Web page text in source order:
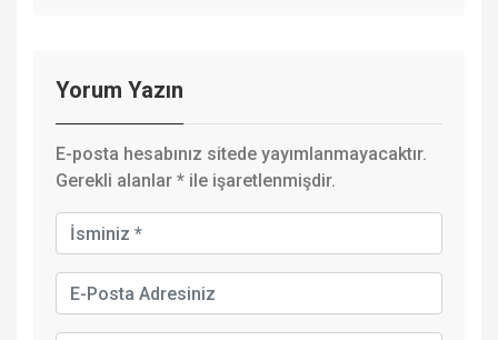
Yorum Yazın
E-posta hesabınız sitede yayımlanmayacaktır.
Gerekli alanlar * ile işaretlenmişdir.